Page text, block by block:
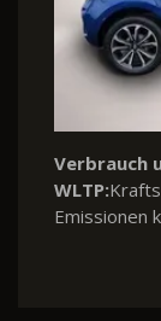
Verbrauch
WLTP:
Emissionen